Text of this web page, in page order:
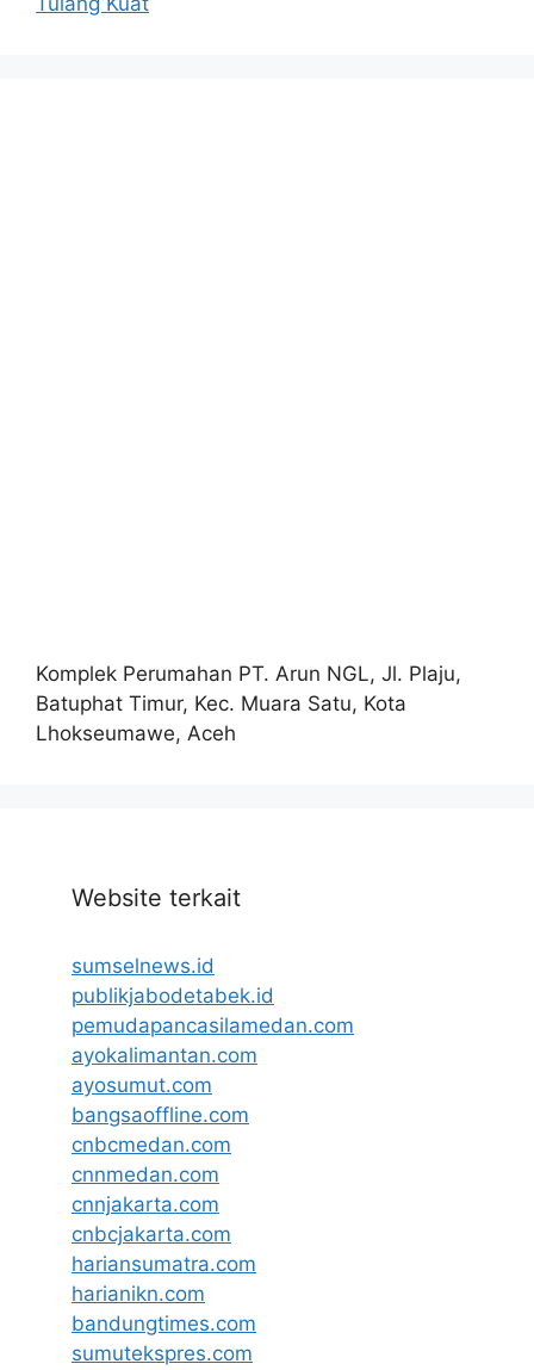
Komplek Perumahan PT. Arun NGL, Jl. Plaju,
Batuphat Timur, Kec. Muara Satu, Kota
Lhokseumawe, Aceh
Website terkait
sumselnews.id
publikjabodetabek.id
pemudapancasilamedan.com
ayokalimantan.com
ayosumut.com
bangsaoffline.com
cnbcmedan.com
cnnmedan.com
cnnjakarta.com
cnbcjakarta.com
hariansumatra.com
harianikn.com
bandungtimes.com
sumutekspres.com